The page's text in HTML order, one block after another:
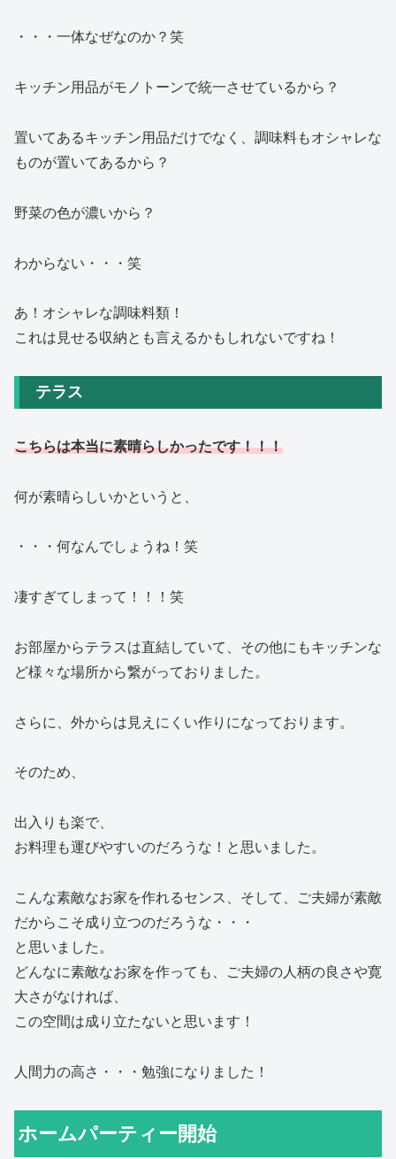
・・・一体なぜなのか？笑
キッチン用品がモノトーンで統一させているから？
置いてあるキッチン用品だけでなく、調味料もオシャレな
ものが置いてあるから？
野菜の色が濃いから？
わからない・・・笑
あ！オシャレな調味料類！
これは見せる収納とも言えるかもしれないですね！
テラス
こちらは本当に素晴らしかったです！！！
何が素晴らしいかというと、
・・・何なんでしょうね！笑
凄すぎてしまって！！！笑
お部屋からテラスは直結していて、その他にもキッチンな
ど様々な場所から繋がっておりました。
さらに、外からは見えにくい作りになっております。
そのため、
出入りも楽で、
お料理も運びやすいのだろうな！と思いました。
こんな素敵なお家を作れるセンス、そして、ご夫婦が素敵
だからこそ成り立つのだろうな・・・
と思いました。
どんなに素敵なお家を作っても、ご夫婦の人柄の良さや寛
大さがなければ、
この空間は成り立たないと思います！
人間力の高さ・・・勉強になりました！
ホームパーティー開始